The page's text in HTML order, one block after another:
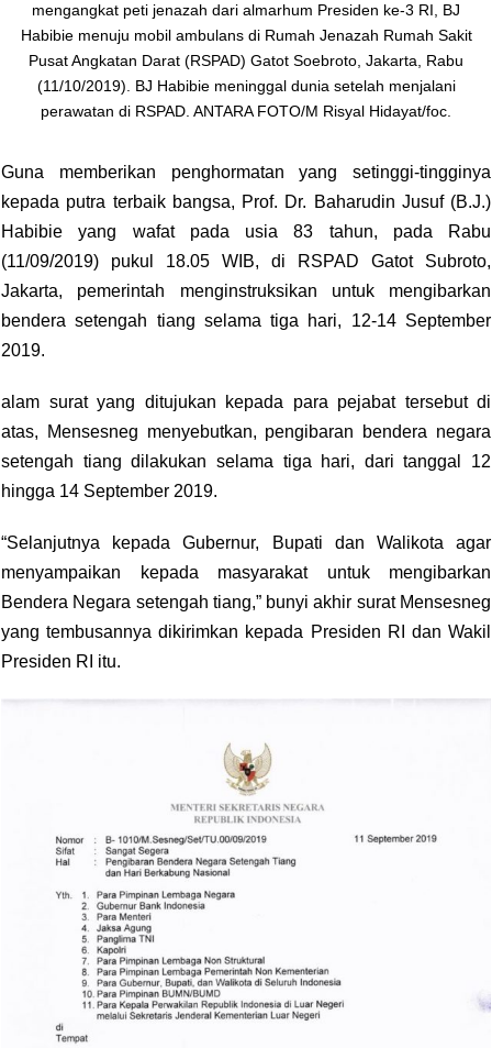
mengangkat peti jenazah dari almarhum Presiden ke-3 RI, BJ
Habibie menuju mobil ambulans di Rumah Jenazah Rumah Sakit
Pusat Angkatan Darat (RSPAD) Gatot Soebroto, Jakarta, Rabu
(11/10/2019). BJ Habibie meninggal dunia setelah menjalani
perawatan di RSPAD. ANTARA FOTO/M Risyal Hidayat/foc.
Guna memberikan penghormatan yang setinggi-tingginya
kepada putra terbaikbangsa, Prof. Dr. Baharudin Jusuf (B.J.)
Habibie yang wafat pada usia 83 tahun, pada Rabu
(11/09/2019) pukul 18.05 WIB, di RSPAD Gatot Subroto,
Jakarta, pemerintah menginstruksikan untuk mengibarkan
bendera setengah tiang selama tiga hari, 12-14 September
2019.
alam surat yang ditujukan kepada para pejabat tersebut di
atas, Mensesneg menyebutkan, pengibaran bendera negara
setengah tiang dilakukan selama tiga hari, dari tanggal 12
hingga 14 September 2019.
“Selanjutnya kepada Gubernur, Bupati dan Walikota agar
menyampaikan kepada masyarakat untuk mengibarkan
Bendera Negara setengah tiang,” bunyi akhir surat Mensesneg
yang tembusannya dikirimkan kepada Presiden RI dan Wakil
Presiden RI itu.